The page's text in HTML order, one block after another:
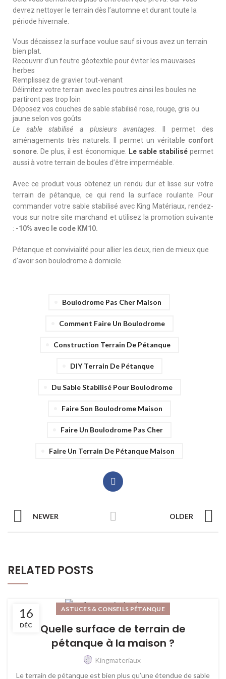
devrez nettoyer le terrain dès l’automne et durant toute la
période hivernale.
Vous décaissez la surface voulue sauf si vous avez un terrain
bien plat.
Recouvrir d’un feutre géotextile pour éviter les mauvaises
herbes
Remplissez de gravier tout-venant
Délimitez votre terrain avec les poutres ainsi les boules ne
partiront pas trop loin
Déposez vos couches de sable stabilisé rose, rouge, gris ou
jaune selon vos goûts
Le sable stabilisé a plusieurs avantages. Il permet des
aménagements très naturels. Il permet un véritable confort
sonore. De plus, il est économique. Le sable stabilisé permet
aussi à votre terrain de boules d’être imperméable.
Avec ce produit vous obtenez un rendu dur et lisse sur votre
terrain de pétanque, ce qui rend la surface roulante. Pour
commander votre sable stabilisé avec King Matériaux, rendez-
vous sur notre site marchand et utilisez la promotion suivante
: -10% avec le code KM10.
Pétanque et convivialité pour allier les deux, rien de mieux que
d’avoir son boulodrome à domicile.
Boulodrome Pas Cher Maison
Comment Faire Un Boulodrome
Construction Terrain De Pétanque
DIY Terrain De Pétanque
Du Sable Stabilisé Pour Boulodrome
Faire Son Boulodrome Maison
Faire Un Boulodrome Pas Cher
Faire Un Terrain De Pétanque Maison
NEWER OLDER
RELATED POSTS
16
DÉC
ASTUCES & CONSEILS PÉTANQUE
Quelle surface de terrain de
pétanque à la maison ?
Kingmateriaux
Le terrain de pétanque est bien plus qu’une étendue de sable